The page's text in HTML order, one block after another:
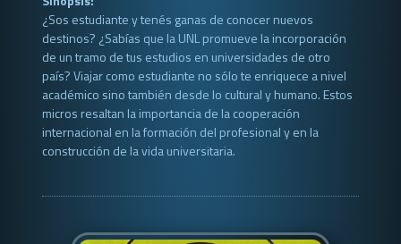
¿Sos estudiante y tenés ganas de conocer nuevos
destinos? ¿Sabías que la UNL promueve la incorporación
de un tramo de tus estudios en universidades de otro
país? Viajar como estudiante no sólo te enriquece a nivel
académico sino también desde lo cultural y humano. Estos
micros resaltan la importancia de la cooperación
internacional en la formación del profesional y en la
construcción de la vida universitaria.